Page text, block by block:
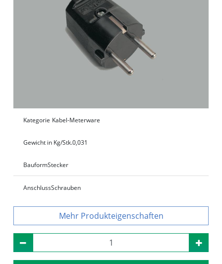
Kategorie Kabel-Meterware
Gewicht in Kg/Stk.0,031
BauformStecker
AnschlussSchrauben
Produkteigenschaften